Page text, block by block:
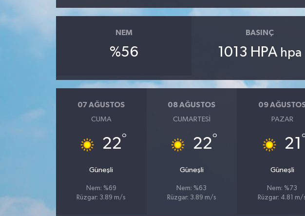
NEM
%56
BASINÇ
1013 HPA hpa
07 AĞUSTOS
CUMA
22°
Güneşli
Nem: %69
Rüzgar: 3.89 m/s
08 AĞUSTOS
CUMARTESI
22°
Güneşli
Nem: %63
Rüzgar: 3.89 m/s
09
PAZAR
21
Güneşli
Nem: %73
Rüzgar: 4.81 m/